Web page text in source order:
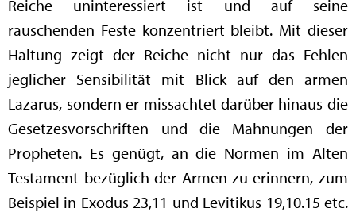
Reiche uninteressiert ist und auf seine
rauschenden Feste konzentriert bleibt. Mit dieser
Haltung zeigt der Reiche nicht nur das Fehlen
jeglicher Sensibilität mit Blick auf den armen
Lazarus, sondern er missachtet darüber hinaus die
Gesetzesvorschriften und die Mahnungen der
Propheten. Es genügt, an die Normen im Alten
Testament bezüglich der Armen zu erinnern, zum
Beispiel in Exodus 23,11 und Levitikus 19,10.15 etc.